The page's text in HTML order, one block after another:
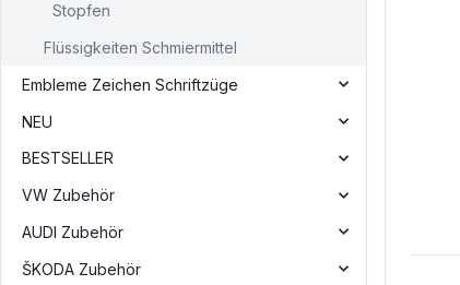
Stopfen
Flüssigkeiten Schmiermittel
Embleme Zeichen Schriftzüge
NEU
BESTSELLER
VW Zubehör
AUDI Zubehör
ŠKODA Zubehör